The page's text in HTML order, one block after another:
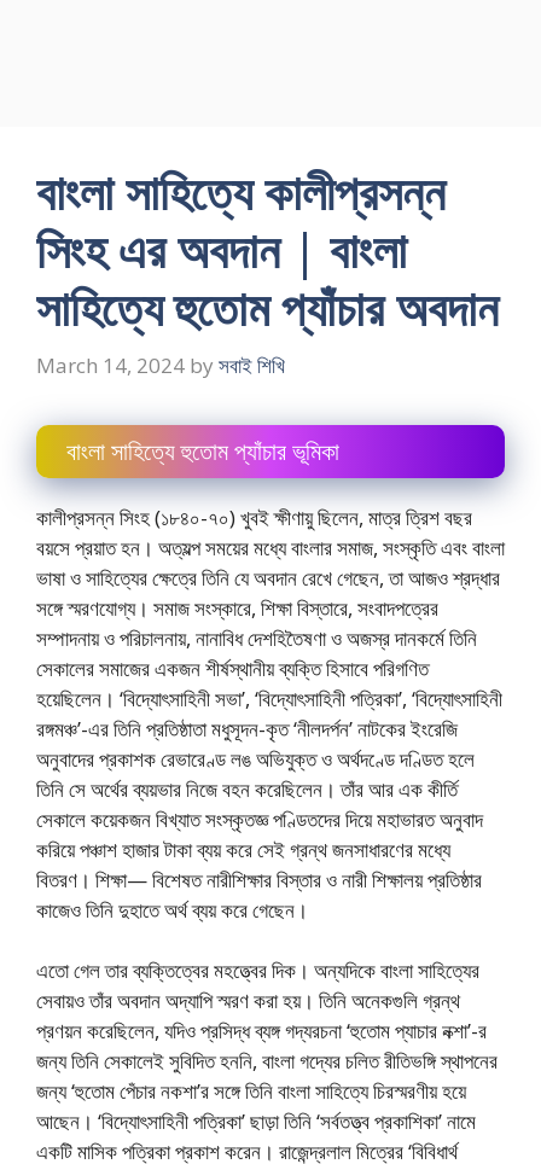
বাংলা সাহিত্যে কালীপ্রসন্ন
সিংহ এর অবদান | বাংলা
সাহিত্যে হুতোম প্যাঁচার অবদান
March 14, 2024 by সবাই শিখি
বাংলা সাহিত্যে হুতোম প্যাঁচার ভূমিকা
কালীপ্রসন্ন সিংহ (১৮৪০-৭০) খুবই ক্ষীণায়ু ছিলেন, মাত্র ত্রিশ বছর
বয়সে প্রয়াত হন। অত্যল্প সময়ের মধ্যে বাংলার সমাজ, সংস্কৃতি এবং বাংলা
ভাষা ও সাহিত্যের ক্ষেত্রে তিনি যে অবদান রেখে গেছেন, তা আজও শ্রদ্ধার
সঙ্গে স্মরণযোগ্য। সমাজ সংস্কারে, শিক্ষা বিস্তারে, সংবাদপত্রের
সম্পাদনায় ও পরিচালনায়, নানাবিধ দেশহিতৈষণা ও অজস্র দানকর্মে তিনি
সেকালের সমাজের একজন শীর্ষস্থানীয় ব্যক্তি হিসাবে পরিগণিত
হয়েছিলেন। ‘বিদ্যোৎসাহিনী সভা’, ‘বিদ্যোৎসাহিনী পত্রিকা’, ‘বিদ্যোৎসাহিনী
রঙ্গমঞ্চ’-এর তিনি প্রতিষ্ঠাতা মধুসূদন-কৃত ‘নীলদর্পন’ নাটকের ইংরেজি
অনুবাদের প্রকাশক রেভারেণ্ড লঙ অভিযুক্ত ও অর্থদণ্ডে দণ্ডিত হলে
তিনি সে অর্থের ব্যয়ভার নিজে বহন করেছিলেন। তাঁর আর এক কীর্তি
সেকালে কয়েকজন বিখ্যাত সংস্কৃতজ্ঞ পণ্ডিতদের দিয়ে মহাভারত অনুবাদ
করিয়ে পঞ্চাশ হাজার টাকা ব্যয় করে সেই গ্রন্থ জনসাধারণের মধ্যে
বিতরণ। শিক্ষা— বিশেষত নারীশিক্ষার বিস্তার ও নারী শিক্ষালয় প্রতিষ্ঠার
কাজেও তিনি দুহাতে অর্থ ব্যয় করে গেছেন।
এতো গেল তার ব্যক্তিত্বের মহত্ত্বের দিক। অন্যদিকে বাংলা সাহিত্যের
সেবায়ও তাঁর অবদান অদ্যাপি স্মরণ করা হয়। তিনি অনেকগুলি গ্রন্থ
প্রণয়ন করেছিলেন, যদিও প্রসিদ্ধ ব্যঙ্গ গদ্যরচনা ‘হুতোম প্যাচার নক্শা’-র
জন্য তিনি সেকালেই সুবিদিত হননি, বাংলা গদ্যের চলিত রীতিভঙ্গি স্থাপনের
জন্য ‘হুতোম পেঁচার নকশা’র সঙ্গে তিনি বাংলা সাহিত্যে চিরস্মরণীয় হয়ে
আছেন। ‘বিদ্যোৎসাহিনী পত্রিকা’ ছাড়া তিনি ‘সর্বতত্ত্ব প্রকাশিকা’ নামে
একটি মাসিক পত্রিকা প্রকাশ করেন। রাজেন্দ্রলাল মিত্রের ‘বিবিধার্থ